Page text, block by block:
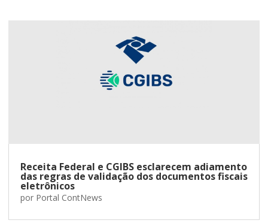
Receita Federal e CGIBS esclarecem adiamento
das regras de validação dos documentos fiscais
eletrônicos
por Portal ContNews